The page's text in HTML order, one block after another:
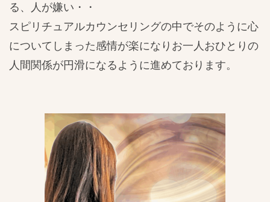
る、人が嫌い・・
スピリチュアルカウンセリングの中でそのように心
についてしまった感情が楽になりお一人おひとりの
人間関係が円滑になるように進めております。